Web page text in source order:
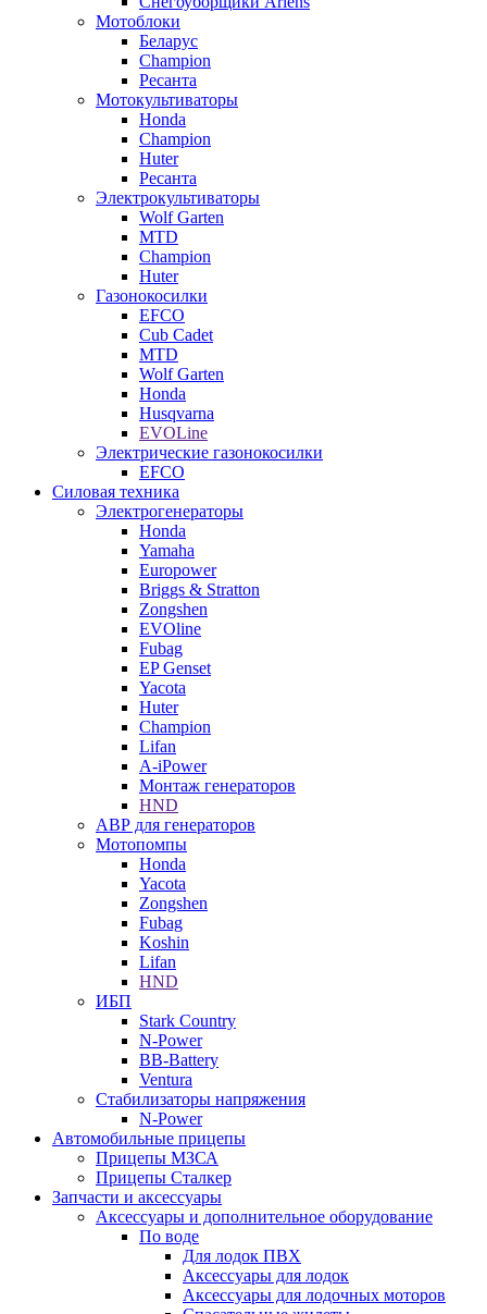
Мотоблоки
Беларус
Champion
Ресанта
Мотокультиваторы
Honda
Champion
Huter
Ресанта
Электрокультиваторы
Wolf Garten
MTD
Champion
Huter
Газонокосилки
EFCO
Cub Cadet
MTD
Wolf Garten
Honda
Husqvarna
EVOLine
Электрические газонокосилки
EFCO
Силовая техника
Электрогенераторы
Honda
Yamaha
Europower
Briggs & Stratton
Zongshen
EVOline
Fubag
EP Genset
Yacota
Huter
Champion
Lifan
A-iPower
Монтаж генераторов
HND
АВР для генераторов
Мотопомпы
Honda
Yacota
Zongshen
Fubag
Koshin
Lifan
HND
ИБП
Stark Country
N-Power
BB-Battery
Ventura
Стабилизаторы напряжения
N-Power
Автомобильные прицепы
Прицепы МЗСА
Прицепы Сталкер
Запчасти и аксессуары
Аксессуары и дополнительное оборудование
По воде
Для лодок ПВХ
Аксессуары для лодок
Аксессуары для лодочных моторов